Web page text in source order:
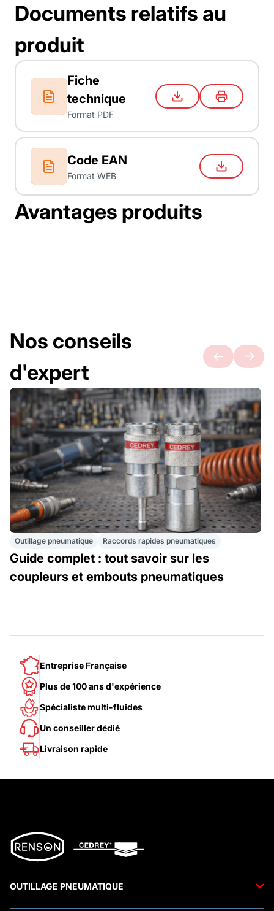
Documents relatifs au
produit
Fiche
technique
Format PDF
Code EAN
Format WEB
Avantages produits
Nos conseils
d'expert
Outillage pneumatique Raccords rapides pneumatiques
Guide complet : tout savoir sur les
coupleurs et embouts pneumatiques
Entreprise Française
Plus de 100 ans d'expérience
Spécialiste multi-fluides
Un conseiller dédié
Livraison rapide
OUTILLAGE PNEUMATIQUE